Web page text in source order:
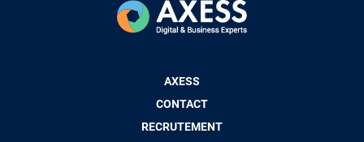
AXESS
CONTACT
RECRUTEMENT